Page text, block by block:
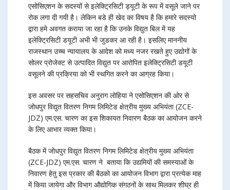
एसोसिएशन के सदस्यों से इलेक्ट्रिसिटी ड्यूटी के रूप में वसूले जाने पर
रोक लगा दी गयी है। लेकिन बडे ही खेद का विषय है कि हमारे सदस्यो
द्वारा हमे अवगत कराया जा रहा है कि उनके विद्युत बिल में यह
इलेक्ट्रिसिटी डयूटी अभी भी जुडकर आ रही है। इसलिए माननीय
राजस्थान उच्च न्यायालय के आदेश को मध्य नजर रखते हुए उद्योगों के
सोलर प्रोजेक्ट से उत्पादित विद्युत पर आरोपित इलेक्ट्रिसिटी डयूटी
वसूलने की प्रक्रिया को भी स्थगित करने का आग्रह किया।
इस अवसर पर सहसचिव अनुराग लोहिया ने एसोसिएशन की ओर से
जोधपुर विद्युत वितरण निगम लिमिटेड क्षेत्रीय मुख्य अभियंता (ZCE-
JDZ) एम.एस. चारण का इस शिकायत निवारण बैठक का आयोजन करने
के लिए आभार व्यक्त किया।
बैठक में जोधपुर विद्युत वितरण निगम लिमिटेड क्षेत्रीय मुख्य अभियंता
(ZCE-JDZ) एम.एस. चारण ने बताया कि उद्यमियों की समस्याओं के
निवारण हेतु इस प्रकार की बैठको का आयोजन विभाग द्वारा प्रत्येक माह
में किया जायेगा और विभाग औद्योगिक संगठनों के साथ मिलकर शीघ्र ही